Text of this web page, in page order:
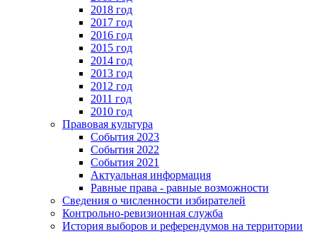
2018 год
2017 год
2016 год
2015 год
2014 год
2013 год
2012 год
2011 год
2010 год
Правовая культура
События 2023
События 2022
События 2021
Актуальная информация
Равные права - равные возможности
Сведения о численности избирателей
Контрольно-ревизионная служба
История выборов и референдумов на территории